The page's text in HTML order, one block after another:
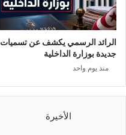
الرائد الرسمي يكشف عن تسميات
جديدة بوزارة الداخلية
منذ يوم واحد
الأخيرة